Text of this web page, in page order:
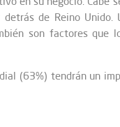
de Reino Unido.
son factores que
(63%) tendrán un